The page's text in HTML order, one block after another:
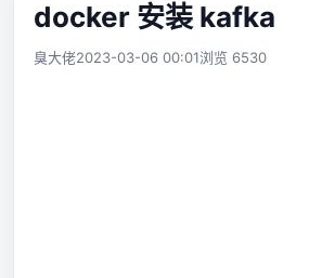
docker 安装 kafka
臭大佬2023-03-06 00:01浏览 6530